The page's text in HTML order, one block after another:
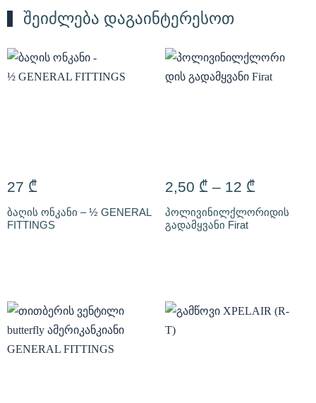
შეიძლება დაგაინტერესოთ
27 ₾
ბაღის ონკანი – ½ GENERAL
FITTINGS
2,50 ₾ – 12 ₾
პოლივინილქლორიდის
გადამყვანი Firat